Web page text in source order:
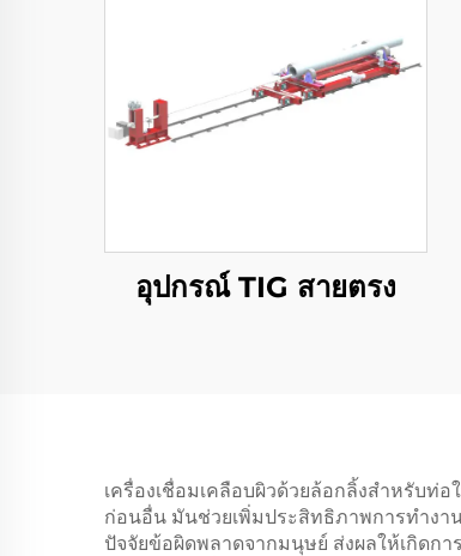
อุปกรณ์ TIG สายตรง
เครื่องเชื่อมเคลือบผิวด้วยล้อกลิ้งสำหรับ
ก่อนอื่น มันช่วยเพิ่มประสิทธิภาพการทำง
ปัจจัยข้อผิดพลาดจากมนุษย์ ส่งผลให้เกิดก